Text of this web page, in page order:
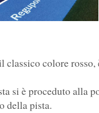
classico colore
si è proceduto alla
della pista.